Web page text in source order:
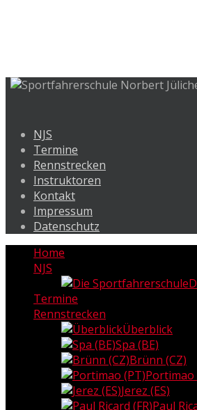
NJS
Termine
Rennstrecken
Instruktoren
Kontakt
Impressum
Datenschutz
Home
NJS
Termine
Rennstrecken
Überblick
Spa (BE)
Brünn (CZ)
Portimao
Jerez (ES)
Paul